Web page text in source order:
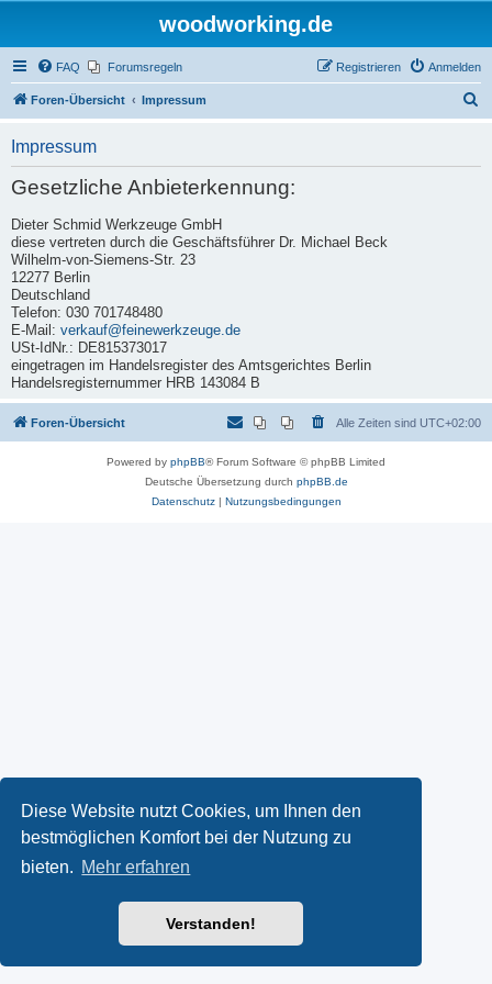
Diese Website nutzt Cookies, um Ihnen den
bestmöglichen Komfort bei der Nutzung zu
bieten. Mehr erfahren
Verstanden!
woodworking.de
FAQ Forumsregeln Anmelden
Registrieren
Foren-Übersicht Impressum
Impressum
Gesetzliche Anbieterkennung:
Dieter Schmid Werkzeuge GmbH
diese vertreten durch die Geschäftsführer Dr. Michael Beck
Wilhelm-von-Siemens-Str. 23
12277 Berlin
Deutschland
Telefon: 030 701748480
E-Mail: verkauf@feinewerkzeuge.de
USt-IdNr.: DE815373017
eingetragen im Handelsregister des Amtsgerichtes Berlin
Handelsregisternummer HRB 143084 B
Foren-Übersicht Alle Zeiten sind UTC+02:00
Powered by phpBB® Forum Software © phpBB Limited
Deutsche Übersetzung durch phpBB.de
Datenschutz| Nutzungsbedingungen